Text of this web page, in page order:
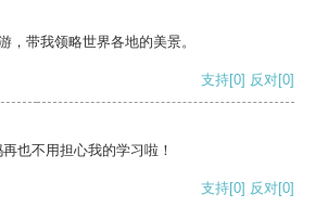
，带我领略世界各地的美景。
支持[0] 反对[0]
也不用担心我的学习啦！
支持[0] 反对[0]